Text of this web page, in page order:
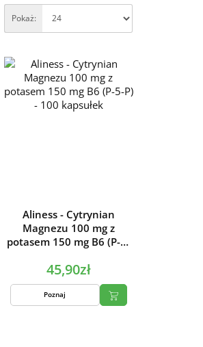
Pokaż:
Aliness - Cytrynian
Magnezu 100 mg z
potasem 150 mg B6 (P-5-
45,90zł
Poznaj